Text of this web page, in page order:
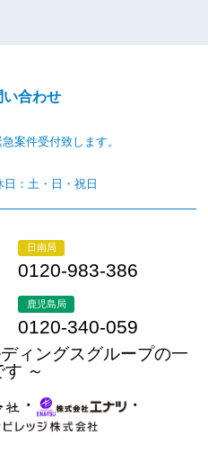
い合わせ
案件受付致します。
日：土・日・祝日
日南局
0120-983-386
鹿児島局
0120-340-059
ィングスグループの一
す ～
・
・